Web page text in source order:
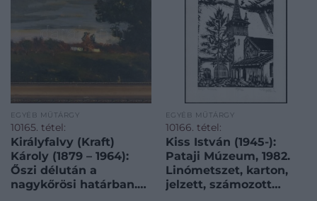
EGYÉB MŰTÁRGY
10165. tétel:
Királyfalvy (Kraft)
Károly (1879 – 1964):
Őszi délután a
nagykőrösi határban.
EGYÉB MŰTÁRGY
10166. tétel:
Kiss István (1945-):
Pataji Múzeum, 1982.
Linómetszet, karton,
jelzett, számozott